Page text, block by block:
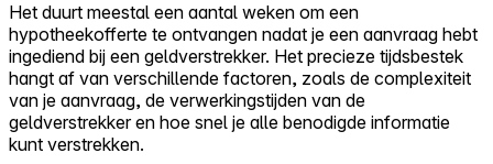
Het duurt meestal een aantal weken om een
hypotheekofferte te ontvangen nadat je een aanvraag hebt
ingediend bij een geldverstrekker. Het precieze tijdsbestek
hangt af van verschillende factoren, zoals de complexiteit
van je aanvraag, de verwerkingstijden van de
geldverstrekker en hoe snel je alle benodigde informatie
kunt verstrekken.